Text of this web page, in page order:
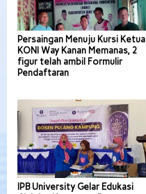
Persaingan Menuju Kursi Ketua
KONI Way Kanan Memanas, 2
figur telah ambil Formulir
Pendaftaran
IPB University Gelar Edukasi